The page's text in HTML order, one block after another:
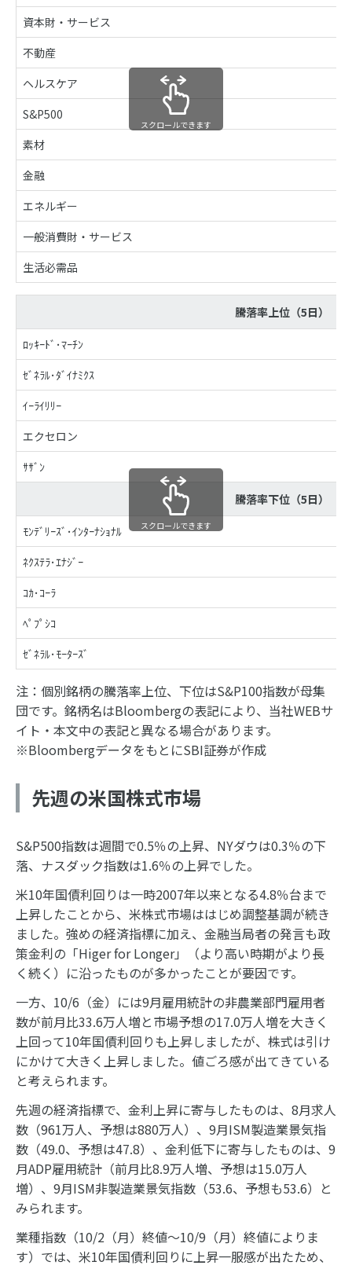
資本財・サービス
不動産
ヘルスケア
S&P500
素材
金融
エネルギー
一般消費財・サービス
生活必需品
スクロールできます
騰落率上位（5日）
ﾛｯｷｰﾄﾞ･ﾏｰﾁﾝ
ｾﾞﾈﾗﾙ･ﾀﾞｲﾅﾐｸｽ
ｲｰﾗｲﾘﾘｰ
エクセロン
ｻｻﾞﾝ
騰落率下位（5日）
ﾓﾝﾃﾞﾘｰｽﾞ･ｲﾝﾀｰﾅｼｮﾅﾙ
ﾈｸｽﾃﾗ･ｴﾅｼﾞｰ
ｺｶ･ｺｰﾗ
ﾍﾟﾌﾟｼｺ
ｾﾞﾈﾗﾙ･ﾓｰﾀｰｽﾞ
スクロールできます
注：個別銘柄の騰落率上位、下位はS&P100指数が母集
団です。銘柄名はBloombergの表記により、当社WEBサ
イト・本文中の表記と異なる場合があります。
※BloombergデータをもとにSBI証券が作成
先週の米国株式市場
S&P500指数は週間で0.5％の上昇、NYダウは0.3％の下
落、ナスダック指数は1.6％の上昇でした。
米10年国債利回りは一時2007年以来となる4.8％台まで
上昇したことから、米株式市場ははじめ調整基調が続き
ました。強めの経済指標に加え、金融当局者の発言も政
策金利の「Higer for Longer」（より高い時期がより長
く続く）に沿ったものが多かったことが要因です。
一方、10/6（金）には9月雇用統計の非農業部門雇用者
数が前月比33.6万人増と市場予想の17.0万人増を大きく
上回って10年国債利回りも上昇しましたが、株式は引け
にかけて大きく上昇しました。値ごろ感が出てきている
と考えられます。
先週の経済指標で、金利上昇に寄与したものは、8月求人
数（961万人、予想は880万人）、9月ISM製造業景気指
数（49.0、予想は47.8）、金利低下に寄与したものは、9
月ADP雇用統計（前月比8.9万人増、予想は15.0万人
増）、9月ISM非製造業景気指数（53.6、予想も53.6）と
みられます。
業種指数（10/2（月）終値～10/9（月）終値によりま
す）では、米10年国債利回りに上昇一服感が出たため、